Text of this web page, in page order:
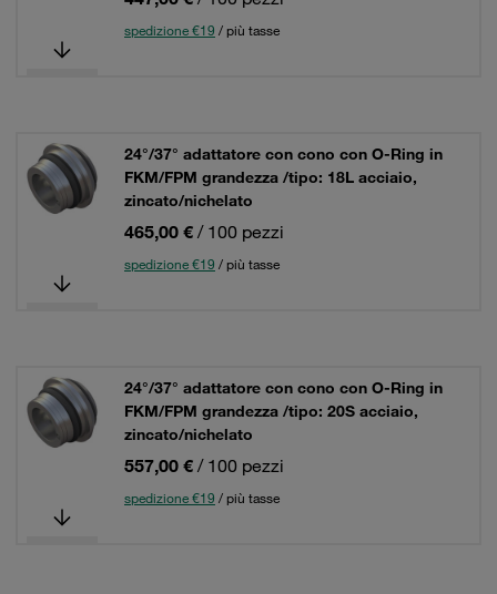
spedizione €19 / più tasse
24°/37° adattatore con cono con O-Ring in
FKM/FPM grandezza /tipo: 18L acciaio,
zincato/nichelato
465,00 € / 100 pezzi
spedizione €19 / più tasse
24°/37° adattatore con cono con O-Ring in
FKM/FPM grandezza /tipo: 20S acciaio,
zincato/nichelato
557,00 € / 100 pezzi
spedizione €19 / più tasse